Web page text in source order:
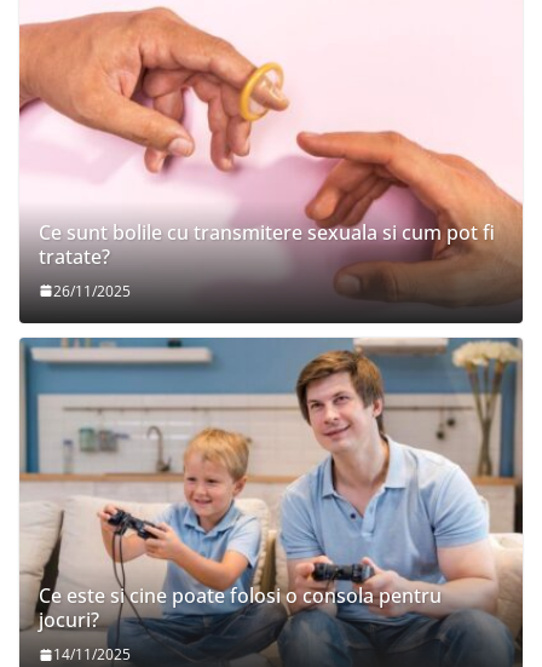
Ce sunt bolile cu transmitere sexuala si cum pot fi
tratate?
26/11/2025
Ce este si cine poate folosi o consola pentru
jocuri?
14/11/2025